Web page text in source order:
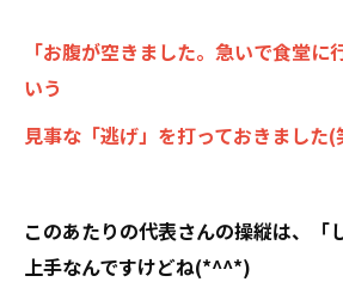
「お腹が空きました。急いで食堂に
いう
見事な「逃げ」を打っておきました(
このあたりの代表さんの操縦は、「
上手なんですけどね(*^^*)